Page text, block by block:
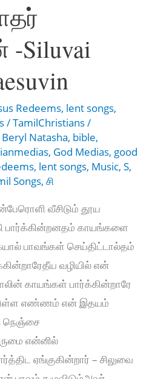
-Siluvai
Redeems, lent songs,
/TamilChristians/
Beryl Natasha, bible,
, God Medias, good
, lent songs, Music,S,
Songs,சி
வீசிடும் தூய
காயங்களை
பாவங்கள் செய்திட்டால்தம்
வழியில் என்
காயங்கள் பார்க்கின்றாரே
எண்ணம் என் இதயம்
நெஞ்சை
என்னில்
ஏங்குகின்றார் – சிலுவை